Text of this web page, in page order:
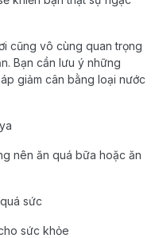
cũng vô cùng quan trọng
Bạn cần lưu ý những
giảm cân bằng loại nước
nên ăn quá bữa hoặc ăn
sức
sức khỏe